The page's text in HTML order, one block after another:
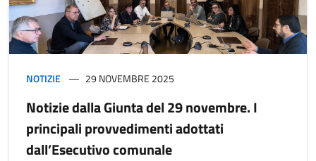
NOTIZIE 29 NOVEMBRE 2025
Notizie dalla Giunta del 29 novembre. I
principali provvedimenti adottati
dall’Esecutivo comunale